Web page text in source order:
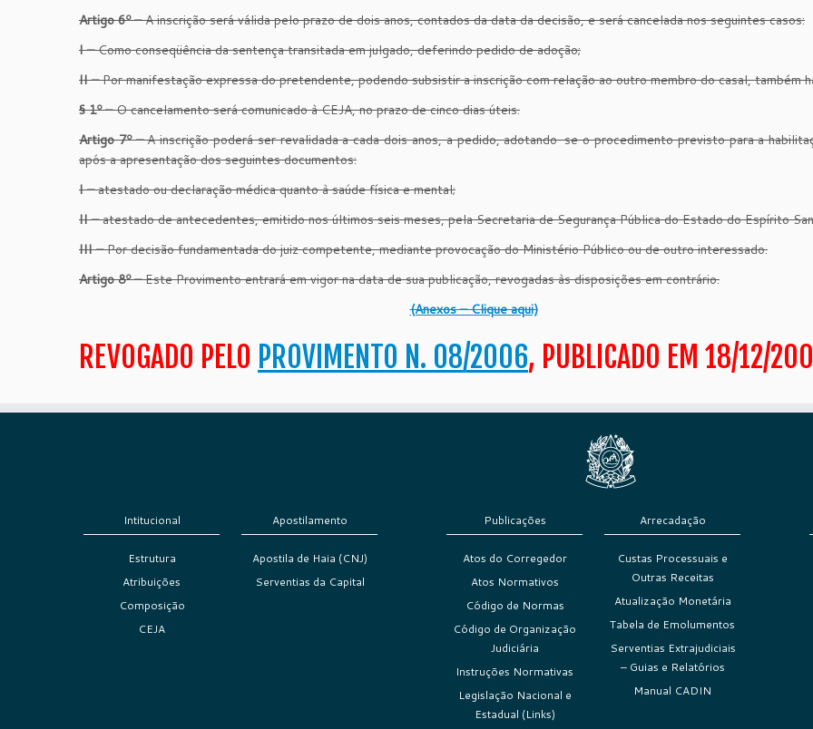
Artigo 6º –A inscrição será válida pelo prazo de dois anos, contados da data da decisão, e será cancelada nos seguintes casos:
I –Como conseqüência da sentença transitada em julgado, deferindo pedido de adoção;
II –Por manifestação expressa do pretendente, podendo subsistir a inscrição com relação ao outro membro do casal, também
§ 1º –O cancelamento será comunicado à CEJA, no prazo de cinco dias úteis.
Artigo 7º –A inscrição poderá ser revalidada a cada dois anos, a pedido, adotando-se o procedimento previsto para a
após a apresentação dos seguintes documentos:
I –atestado ou declaração médica quanto à saúde física e mental;
II –atestado de antecedentes, emitido nos últimos seis meses, pela Secretaria de Segurança Pública do Estado do Espírito
III –Por decisão fundamentada do juiz competente, mediante provocação do Ministério Público ou de outro interessado.
Artigo 8º –Este Provimento entrará em vigor na data de sua publicação, revogadas às disposições em contrário.
(Anexos – Clique aqui)
REVOGADO PELO PROVIMENTO N. 08/2006, PUBLICADO EM 18/12/
Intitucional
Estrutura
Atribuições
Composição
CEJA
Apostilamento
Apostila de Haia (CNJ)
Serventias da Capital
Publicações
Atos do Corregedor
Atos Normativos
Código de Normas
Código de Organização
Judiciária
Instruções Normativas
Legislação Nacional e
Estadual (Links)
Arrecadação
Custas Processuais e
Outras Receitas
Atualização Monetária
Tabela de Emolumentos
Serventias Extrajudiciais
– Guias e Relatórios
Manual CADIN